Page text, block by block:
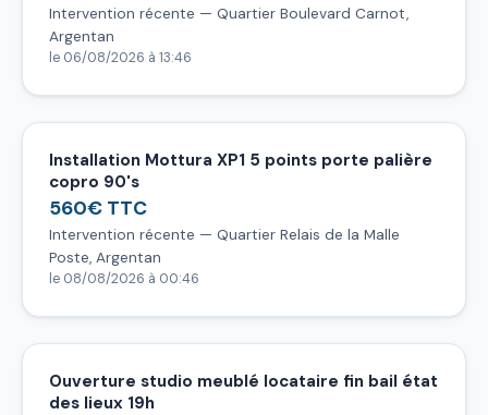
Intervention récente — Quartier Boulevard Carnot,
Argentan
le 06/08/2026 à 13:46
Installation Mottura XP1 5 points porte palière
copro 90's
560€ TTC
Intervention récente — Quartier Relais de la Malle
Poste, Argentan
le 08/08/2026 à 00:46
Ouverture studio meublé locataire fin bail état
des lieux 19h